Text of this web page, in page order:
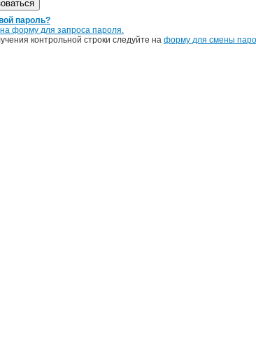
пароль?
на форму для запроса пароля.
контрольной строки следуйте на форму для смены